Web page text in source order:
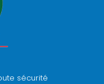
sécurité